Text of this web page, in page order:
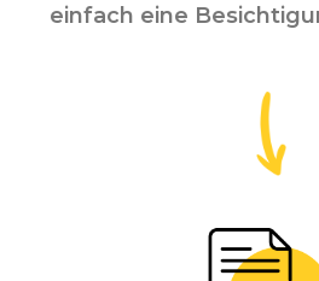
einfach eine